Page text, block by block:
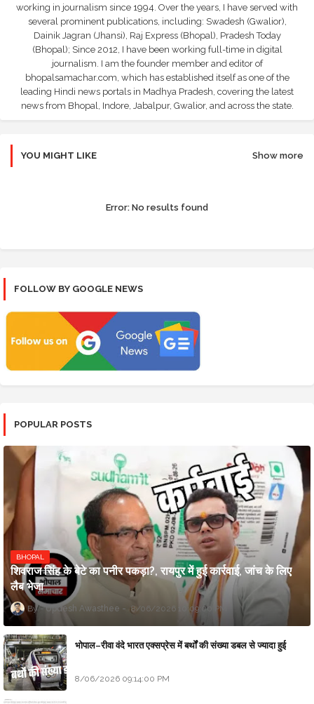
working in journalism since 1994. Over the years, I have served with
several prominent publications, including: Swadesh (Gwalior),
Dainik Jagran (Jhansi), Raj Express (Bhopal), Pradesh Today
(Bhopal); Since 2012, I have been working full-time in digital
journalism. I am the founder member and editor of
bhopalsamachar.com, which has established itself as one of the
leading Hindi news portals in Madhya Pradesh, covering the latest
news from Bhopal, Indore, Jabalpur, Gwalior, and across the state.
YOU MIGHT LIKE Show more
Error: No results found
FOLLOW BY GOOGLE NEWS
POPULAR POSTS
BHOPAL
शिवराज सिंह के बेटे का पनीर पकड़ा?, रायपुर में हुई कार्रवाई, जांच के लिए
लैब भेजा
Updesh Awasthee 8/06/2026 10:09:00 PM
भोपाल–रीवा वंदे भारत एक्सप्रेस में बर्थों की संख्या डबल से ज्यादा हुई
8/06/2026 09:14:00 PM